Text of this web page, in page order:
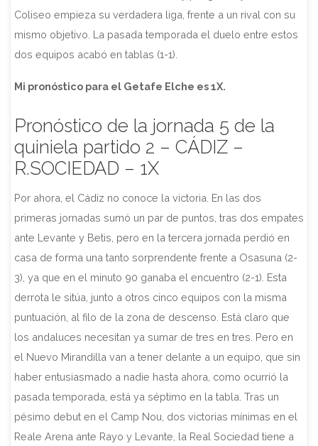
Coliseo empieza su verdadera liga, frente a un rival con su
mismo objetivo. La pasada temporada el duelo entre estos
dos equipos acabó en tablas (1-1).
Mi pronóstico para el Getafe Elche es 1X.
Pronóstico de la jornada 5 de la
quiniela partido 2 – CÁDIZ –
R.SOCIEDAD – 1X
Por ahora, el Cádiz no conoce la victoria. En las dos
primeras jornadas sumó un par de puntos, tras dos empates
ante Levante y Betis, pero en la tercera jornada perdió en
casa de forma una tanto sorprendente frente a Osasuna (2-
3), ya que en el minuto 90 ganaba el encuentro (2-1). Esta
derrota le sitúa, junto a otros cinco equipos con la misma
puntuación, al filo de la zona de descenso. Está claro que
los andaluces necesitan ya sumar de tres en tres. Pero en
el Nuevo Mirandilla van a tener delante a un equipo, que sin
haber entusiasmado a nadie hasta ahora, como ocurrió la
pasada temporada, está ya séptimo en la tabla. Tras un
pésimo debut en el Camp Nou, dos victorias mínimas en el
Reale Arena ante Rayo y Levante, la Real Sociedad tiene a